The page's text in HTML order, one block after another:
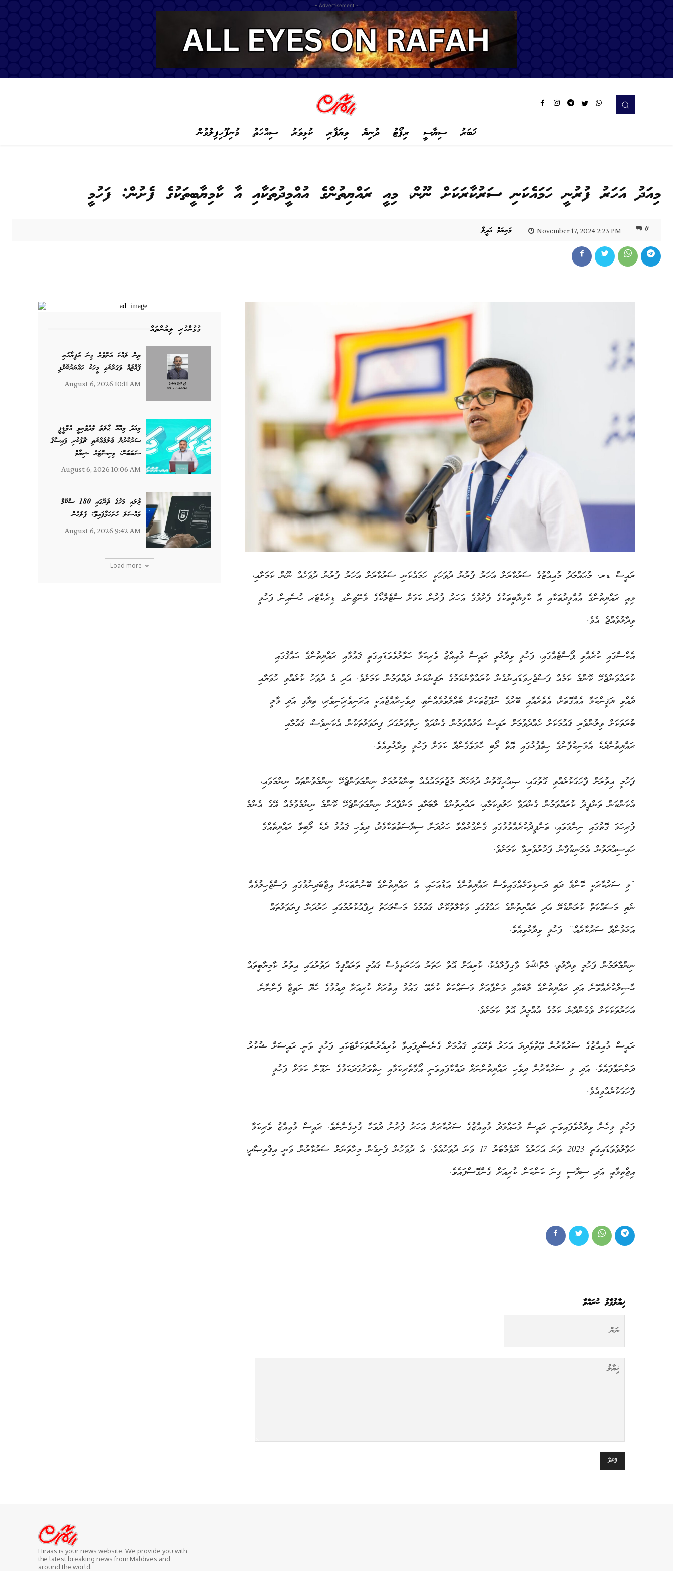
- Advertisement -
މުނިފޫހިފިލުވުން ސިއްހަތު ކުޅިވަރު ވިޔަފާރި ދުނިޔެ ރިޕޯޓު ސިޔާސީ ޚަބަރު
މިއަަދު އަހަރު ފުރުނީ ހަމައެކަނި ސަރުކާރަކަށް ނޫން، މިއީ ރައްޔިތުންގެ އުއްމީދުތަކާއި އާ ކާމިޔާބީތަކުގެ ފެށުން: ފަހުމީ
މަރިޔަމް އަދީލާ November 17, 2024 2:23 PM 0
ގުޅުންހުރި ލިޔުންތައް
ތިން ލައްކަ އަށްވުރެ ގިނަ ރުފިޔާހުރި
ފޮއްޓެއް ވަގަށްނެގި މީހަކު ހައްޔަރުކޮށްފި
August 6, 2026 10:11 AM
މިއަދު މިއޮއް ޙާލަތު މެދުވެރިވީ އެމްޑީޕީ
ސަރުކާރުން ބެލުމެއްނެތި ޗާޕުކުރި ފައިސާގެ
ސަބަބުން: މިނިސްޓަރު ޝިޔާމް
August 6, 2026 10:06 AM
ޖުލައި މަހުގެ ތެރޭގައި 180 ސްކޭމް
މައްސަލަ ހުށަހަޅާފައިވޭ: ފުލުހުން
August 6, 2026 9:42 AM
Load more
ރައީސް ޑރ. މުޙައްމަދު މުޢިއްޒުގެ ސަރުކާރަށް އަހަރު ފުރުނު ދުވަހަކީ ހަމައެކަނި ސަރުކާރަށް އަހަރު ފުރުނު ދުވަހެއް ނޫން ކަމަށާއި،
މިއީ ރައްޔިތުންގެ އުއްމީދުތަކާއި އާ ކާމިޔާބީތަކުގެ ފެށުމުގެ އަހަރު ފުރުން ކަމަށް ސްޓެލްކޯގެ މެނޭޖިންގ ޑިރެކްޓަރ ހުސެއިން ފަހުމީ
ވިދާޅުވެއްޖެ އެވެ.
އެކްސްގައި ކުރެއްވި ޕޯސްޓެއްގައި، ފަހުމީ ވިދާޅުވީ ރައީސް މުޢިއްޒު ވެރިކަމާ ހަވާލުވެވަޑައިގަތީ ޤައުމާއި ރައްޔިތުންގެ ޙައްޤުގައި
ކުރައްވަންޖެހޭ ކޮންމެ ކަމެއް ފަސްޖެހިވަޑައިނުގެން ކުރައްވާނެކަމުގެ ޔަޤީންކަން ދެއްވަމުން ކަމަށެވެ. އަދި އެ ދުވަހު ކުރެއްވި ހުވަޔާއި
ދެއްވި ޔަޤީންކަމާ އެއްގޮތަށް، އެތެރެއާއި ބޭރުގެ ނުފޫޒުތަކަށް ބެއްލެވުމެއްނެތި، ދިވެހިރާއްޖެއަކީ އަރަނިވެރި،ަނިވެރި، ތިޔާގި އަދި މާލީ
ބުރަތަކަށް ވިލުންވެރި ޤައުމަކަށް ހެއްދެވުމަށް ރައީސް އަޅުއްވަމުން ގެންދަވާ ހިތްވަރުގަދަ ފިޔަވަޅުތަކުން އެކަނިވެސް، ޤައުމާއި
ރައްޔިތުންދެކެ އެމަނިކުފާނުގެ ހިތްޕުޅުގައި އޮތް ލޯބި ހާމަވެގެންދާ ކަމަށް ފަހުމީ ވިދާޅުވިއެވެ.
ފަހުމީ އިތުރަށް ފާހަގަކުރެއްވި ގޮތުގައި، ޞިއްޙީގޮތުން ދުޅަހެޔޮ މުޖުތަމަޢުއެއް ބިނާކުރުމަށް ނިންމަވަންޖެހޭ ނިންމެވުންތައް ނިންމަވައި،
އެކަންކަން ތަންފީޛު ކުރައްވަމުން ގެންދަވާ ހަލުވިކަމާއި، ރައްޔިތުންގެ ލާބަޔާއި މަންފާއަށް ނިންމަވަންޖެހޭ ކޮންމެ ނިންމެވުމެއް އޭގެ އެންމެ
ފުރިހަމަ ގޮތުގައި ނިންމަވައި، ތަންފީޛުކުރެއްވުމުގައި ގެންގުޅުއްވާ ހަރުދަނާ ސިޔާސަތުތަކާމެދު، ދިވެހި ޤައުމު ދެކެ ލޯބިވާ ރައްޔިތެއްގެ
ހައިސިއްޔަތުން އެމަނިކުފާނު ފަޚުރުވެރިވާ ކަމަށެވެ.
“މި ސަރުކާރަކީ ކޮންމެ ދަތި ދަނޑިވަޅެއްގައިވެސް ރައްޔިތުންގެ އަޑުއަހައި، އެ ރައްޔިތުންގެ ބޭނުންތަކަށް އިޖާބަދިނުމުގައި ފަސްޖެހިލުމެއް
ނެތި މަސައްކަތް ކުރަންކެރޭ އަދި ރައްޔިތުންގެ ޙައްޤުގައި ވަކާލާތުކޮށް، ޤައުމުގެ މަސްލަހަތު ދިފާއުކުރުމުގައި ހަރުދަނާ ފިޔަވަޅުތައް
އަޅަމުންދާ ސަރުކާރެއް،” ފަހުމީ ވިދާޅުވިއެވެ.
ނިންމާލަމުން ފަހުމީ ވިދާޅުވީ، މާތްﷲގެ ވާގިފުޅާއެކު، ކުރިއަށް އޮތް ހަތަރު އަހަރަކީވެސް ޤައުމީ ތަރައްޤީގެ ދަތުރުގައި އިތުރު ކާމިޔާބީތައް
ޙާޞިލްކުރެއްވޭނެ އަދި ރައްޔިތުންގެ ލާބައާއި މަންފާއަށް މަސައްކަތް ކުރެވޭ، ގައުމު އިތުރަށް ކުރިއަރާ ދިއުމުގެ ހެޔޮ ނަތީޖާ ފެންނާނެ
އަހަރުތަކަކަށް ވެގެންދާނެ ކަމުގެ އުއްމީދު އޮތް ކަމަށެވެ.
ރައީސް މުޢިއްޒުގެ ސަރުކާރުން ވޭތުވެދިޔަ އަހަރު ތެރޭގައި ޤައުމަށް ގެނެސްދީފައިވާ ކުރިއެރުންތަކަށްޓަކައި ފަހުމީ ވަނީ ރައީސަށް ޝުކުރު
ދަންނަވާފައެވެ. އަދި މި ސަރުކާރުން ދިވެހި ރައްޔިތުންނަށް ދައްކާފައިވަނީ އޯގާތެރިކަމާއި ހިތްވަރުގަދަކަމުގެ ނަމޫނާ ކަމަށް ފަހުމީ
ފާހަގަކުރެއްވިއެވެ.
ފަހުމީ މިހެން ވިދާޅުވެފައިވަނީ ރައީސް މުޙައްމަދު މުޢިއްޒުގެ ސަރުކާރަށް އަހަރު ފުރުނު ދުވަހާ ގުޅިގެންނެވެ. ރައީސް މުޢިއްޒު ވެރިކަމާ
ހަވާލުވެވަޑައިގަތީ 2023 ވަނަ އަހަރުގެ ނޮވެމްބަރު 17 ވަނަ ދުވަހުއެވެ. އެ ދުވަހުން ފެށިގެން މިހާތަނަށް ސަރުކާރުން ވަނީ އިޤްތިޞާދީ،
އިޖްތިމާޢީ އަދި ސިޔާސީ ގިނަ ކަންކަން ކުރިއަށް ގެންގޮސްފައެވެ.
ޚިޔާލުފާޅު ކުރައްވާ
Hiraas is your news website. We provide you with
the latest breaking news from Maldives and
around the world.